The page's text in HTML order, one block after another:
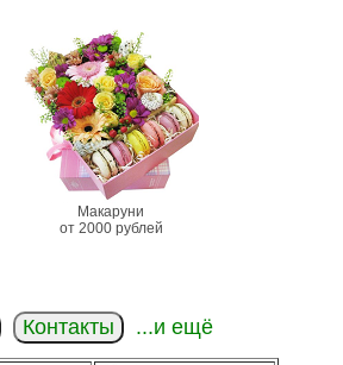
Макаруни
от 2000 рублей
Контакты ...и ещё